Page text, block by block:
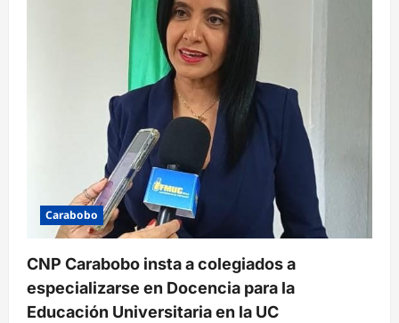
Carabobo
CNP Carabobo insta a colegiados a
especializarse en Docencia para la
Educación Universitaria en la UC